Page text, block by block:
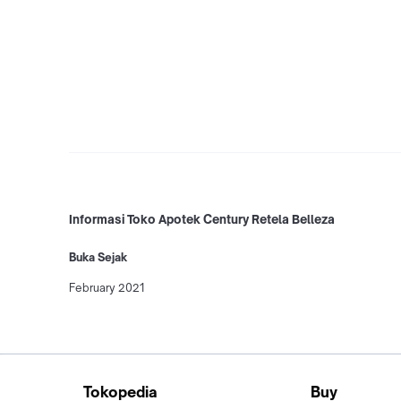
Informasi Toko Apotek Century Retela Belleza
Buka Sejak
February 2021
Tokopedia Buy